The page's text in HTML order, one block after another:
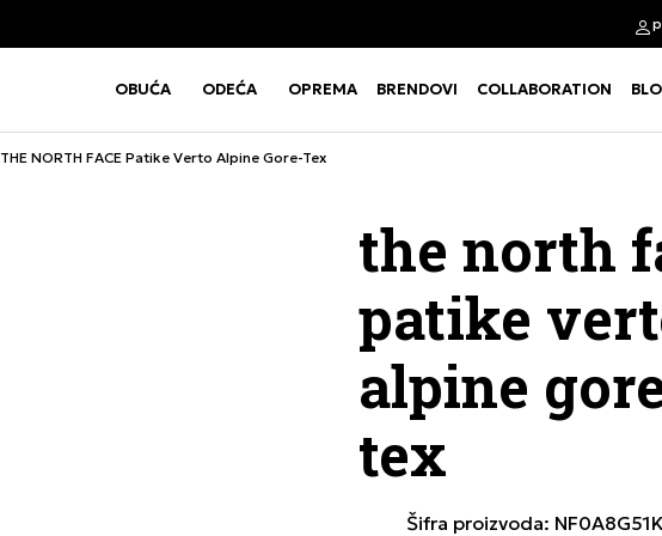
OBUĆA Use shift+Enter to open or close
ODEĆA Use shift+Enter to open or close
OPREMA BRENDOVI COLLABORATION
THE NORTH FACE Patike Verto Alpine Gore-Tex
the north
patike
alpine
tex
Šifra proizvoda: